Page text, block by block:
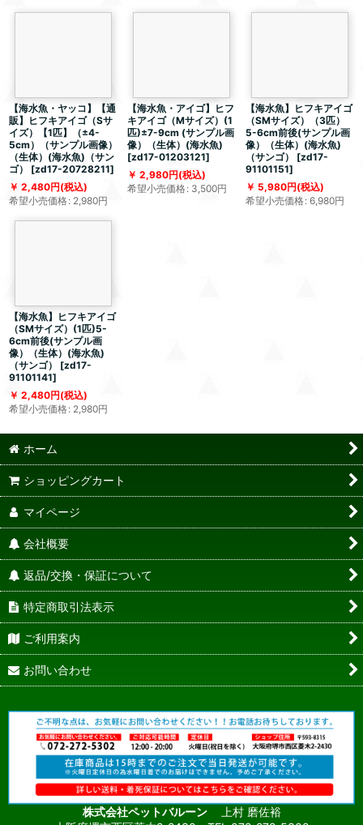
【海水魚・ヤッコ】【通
販】ヒフキアイゴ（Sサ
イズ）【1匹】（±4-
5cm）（サンプル画像）
（生体）(海水魚)（サン
ゴ）
[zd17-20728211]
2,480円(税込)
希望小売価格: 2,980円
【海水魚・アイゴ】ヒフ
キアイゴ（Mサイズ）(1
匹)±7-9cm (サンプル画
像）（生体）(海水魚)
[zd17-01203121]
2,980円(税込)
希望小売価格: 3,500円
【海水魚】ヒフキアイゴ
（SMサイズ）（3匹）
5-6cm前後(サンプル画
像）（生体）(海水魚)
（サンゴ）
[zd17-
91101151]
5,980円(税込)
希望小売価格: 6,980円
【海水魚】ヒフキアイゴ
（SMサイズ）(1匹)5-
6cm前後(サンプル画
像）（生体）(海水魚)
（サンゴ）
[zd17-
91101141]
2,480円(税込)
希望小売価格: 2,980円
ホーム
ショッピングカート
マイページ
会社概要
返品/交換・保証について
特定商取引法表示
ご利用案内
お問い合わせ
株式会社ペットバルーン
上村 磨佐裕